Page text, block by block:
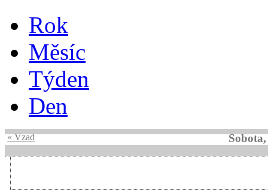
Rok
Měsíc
Týden
Den
« Vzad